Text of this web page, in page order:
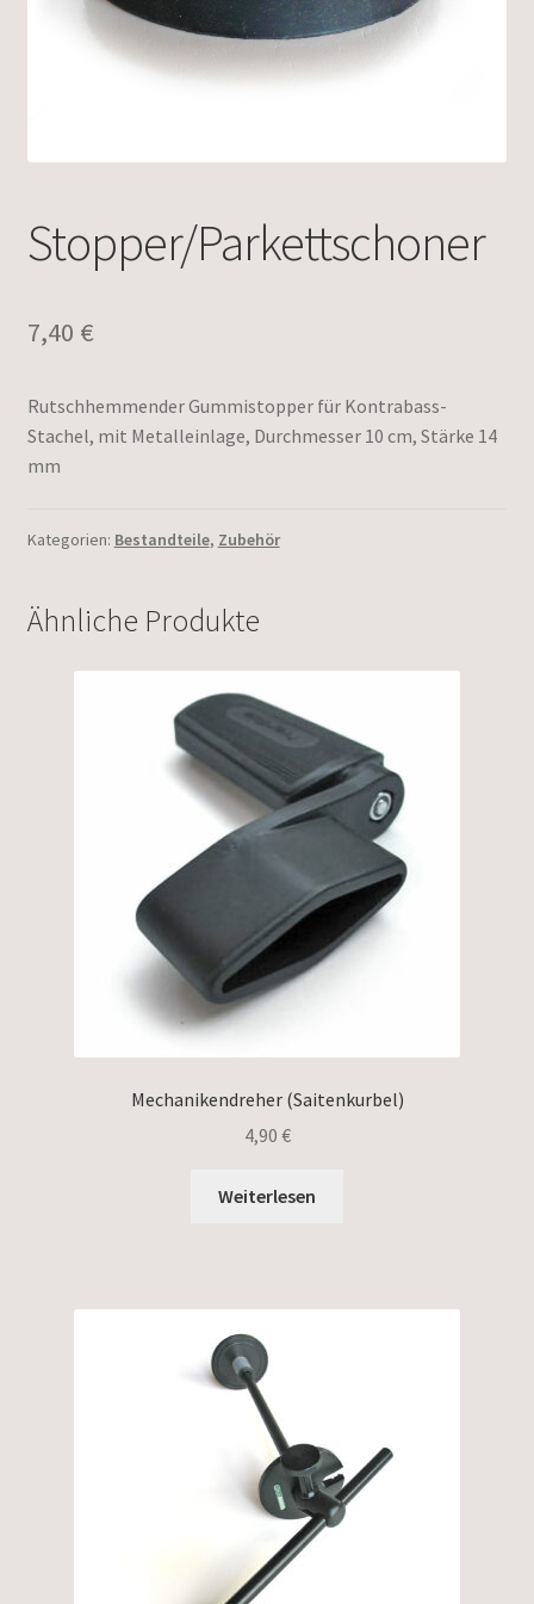
Stopper/Parkettschoner
7,40 €
Rutschhemmender Gummistopper für Kontrabass-
Stachel, mit Metalleinlage, Durchmesser 10 cm, Stärke 14
mm
Kategorien: Bestandteile, Zubehör
Ähnliche Produkte
Mechanikendreher (Saitenkurbel)
4,90 €
Weiterlesen